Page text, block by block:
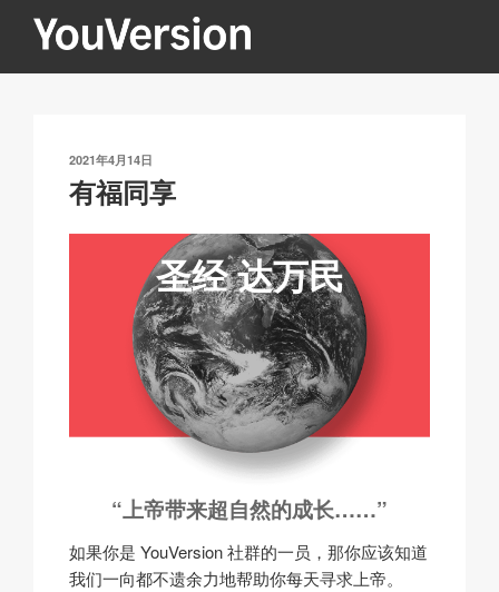
YOUVERSION
Seeking God every day.
发
布
于
2021年4月14日
有福同享
圣经达万民
“上帝带来超自然的成长……”
如果你是 YouVersion 社群的一员，那你应该知道
我们一向都不遗余力地帮助你每天寻求上帝。